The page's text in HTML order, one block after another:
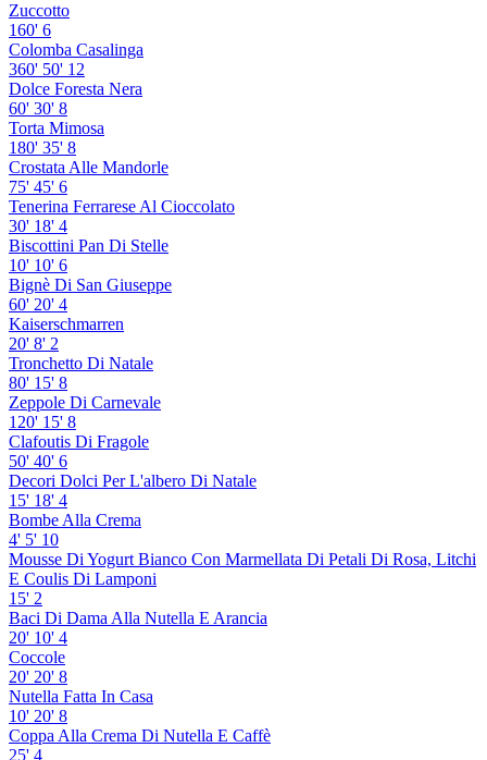
Zuccotto
160' 6
Colomba Casalinga
360' 50' 12
Dolce Foresta Nera
60' 30' 8
Torta Mimosa
180' 35' 8
Crostata Alle Mandorle
75' 45' 6
Tenerina Ferrarese Al Cioccolato
30' 18' 4
Biscottini Pan Di Stelle
10' 10' 6
Bignè Di San Giuseppe
60' 20' 4
Kaiserschmarren
20' 8' 2
Tronchetto Di Natale
80' 15' 8
Zeppole Di Carnevale
120' 15' 8
Clafoutis Di Fragole
50' 40' 6
Decori Dolci Per L'albero Di Natale
15' 18' 4
Bombe Alla Crema
4' 5' 10
Mousse Di Yogurt Bianco Con Marmellata Di Petali Di Rosa, Litchi
E Coulis Di Lamponi
15' 2
Baci Di Dama Alla Nutella E Arancia
20' 10' 4
Coccole
20' 20' 8
Nutella Fatta In Casa
10' 20' 8
Coppa Alla Crema Di Nutella E Caffè
25' 4